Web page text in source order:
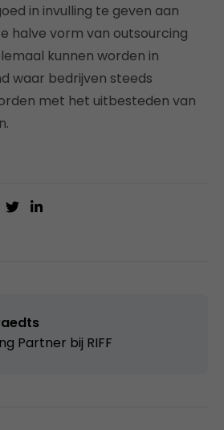
in invulling te geven aan
halve vorm van outsourcing
kunnen worden in
waar bedrijven steeds
met het uitbesteden van
Partner bij RIFF